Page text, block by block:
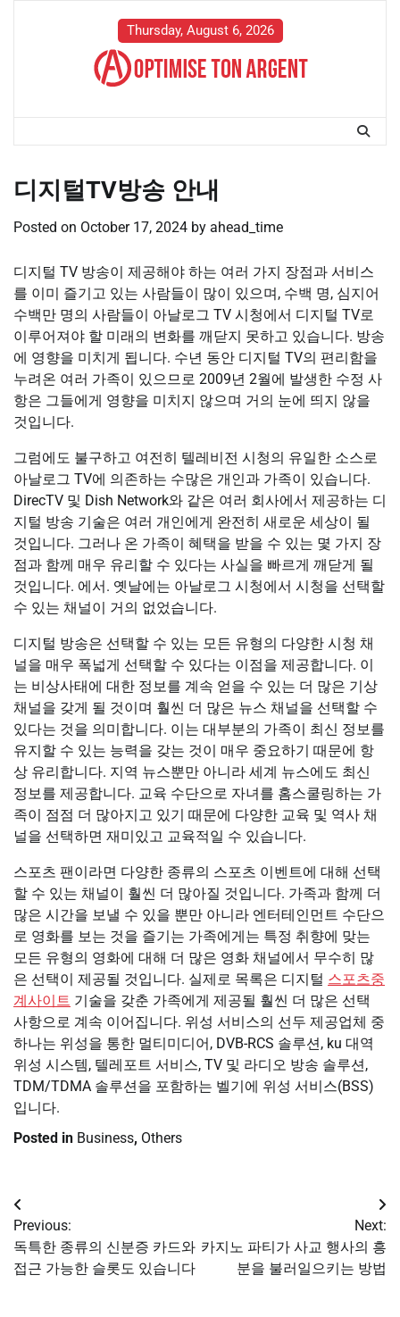
Thursday, August 6, 2026
디지털TV방송 안내
Posted on October 17, 2024 by ahead_time
디지털 TV 방송이 제공해야 하는 여러 가지 장점과 서비스
를 이미 즐기고 있는 사람들이 많이 있으며, 수백 명, 심지어
수백만 명의 사람들이 아날로그 TV 시청에서 디지털 TV로
이루어져야 할 미래의 변화를 깨닫지 못하고 있습니다. 방송
에 영향을 미치게 됩니다. 수년 동안 디지털 TV의 편리함을
누려온 여러 가족이 있으므로 2009년 2월에 발생한 수정 사
항은 그들에게 영향을 미치지 않으며 거의 ​​눈에 띄지 않을
것입니다.
그럼에도 불구하고 여전히 텔레비전 시청의 유일한 소스로
아날로그 TV에 의존하는 수많은 개인과 가족이 있습니다.
DirecTV 및 Dish Network와 같은 여러 회사에서 제공하는 디
지털 방송 기술은 여러 개인에게 완전히 새로운 세상이 될
것입니다. 그러나 온 가족이 혜택을 받을 수 있는 몇 가지 장
점과 함께 매우 유리할 수 있다는 사실을 빠르게 깨닫게 될
것입니다. 에서. 옛날에는 아날로그 시청에서 시청을 선택할
수 있는 채널이 거의 없었습니다.
디지털 방송은 선택할 수 있는 모든 유형의 다양한 시청 채
널을 매우 폭넓게 선택할 수 있다는 이점을 제공합니다. 이
는 비상사태에 대한 정보를 계속 얻을 수 있는 더 많은 기상
채널을 갖게 될 것이며 훨씬 더 많은 뉴스 채널을 선택할 수
있다는 것을 의미합니다. 이는 대부분의 가족이 최신 정보를
유지할 수 있는 능력을 갖는 것이 매우 중요하기 때문에 항
상 유리합니다. 지역 뉴스뿐만 아니라 세계 뉴스에도 최신
정보를 제공합니다. 교육 수단으로 자녀를 홈스쿨링하는 가
족이 점점 더 많아지고 있기 때문에 다양한 교육 및 역사 채
널을 선택하면 재미있고 교육적일 수 있습니다.
스포츠 팬이라면 다양한 종류의 스포츠 이벤트에 대해 선택
할 수 있는 채널이 훨씬 더 많아질 것입니다. 가족과 함께 더
많은 시간을 보낼 수 있을 뿐만 아니라 엔터테인먼트 수단으
로 영화를 보는 것을 즐기는 가족에게는 특정 취향에 맞는
모든 유형의 영화에 대해 더 많은 영화 채널에서 무수히 많
은 선택이 제공될 것입니다. 실제로 목록은 디지털 스포츠중
계사이트 기술을 갖춘 가족에게 제공될 훨씬 더 많은 선택
사항으로 계속 이어집니다. 위성 서비스의 선두 제공업체 중
하나는 위성을 통한 멀티미디어, DVB-RCS 솔루션, ku 대역
위성 시스템, 텔레포트 서비스, TV 및 라디오 방송 솔루션,
TDM/TDMA 솔루션을 포함하는 벨기에 위성 서비스(BSS)
입니다.
Posted in Business, Others
Post
navigation
Previous:
독특한 종류의 신분증 카드와
접근 가능한 슬롯도 있습니다
Next:
카지노 파티가 사교 행사의 흥
분을 불러일으키는 방법